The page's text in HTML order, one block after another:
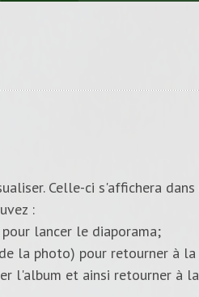
Celle-ci s'affichera
:
lancer le diaporama;
la photo) pour retourner à
l'album et ainsi retourner à